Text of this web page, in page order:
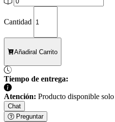
Cantidad
Añadiral Carrito
Tiempo de entrega:
Atención: Producto disponible
Chat
Preguntar